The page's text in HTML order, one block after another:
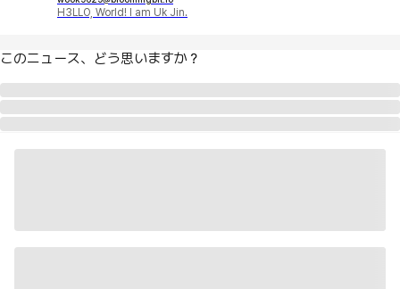
H3LLO, World! I am Uk Jin.
このニュース、どう思いますか？